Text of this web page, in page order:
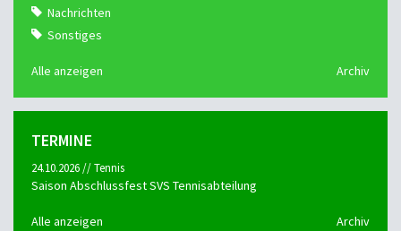
Nachrichten
Sonstiges
Alle anzeigen Archiv
TERMINE
24.10.2026 // Tennis
Saison Abschlussfest SVS Tennisabteilung
Alle anzeigen Archiv